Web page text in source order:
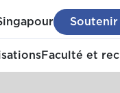
Soutenir
Faculté et